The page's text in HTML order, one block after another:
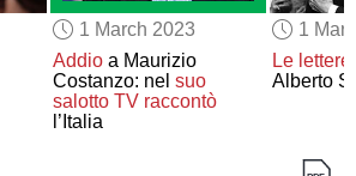
1 March 2023
Addioa Maurizio
Costanzo: nel suo
salotto TV raccontò
l’Italia
1
Le
Alberto